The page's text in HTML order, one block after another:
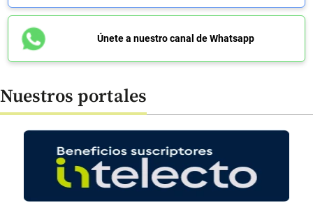
Únete a nuestro canal de Whatsapp
Nuestros portales